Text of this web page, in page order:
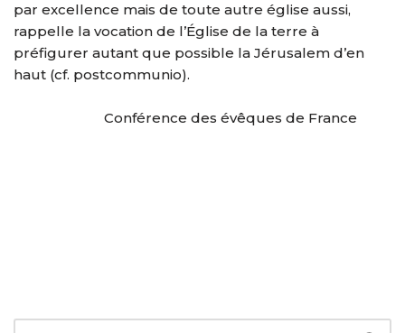
par excellence mais de toute autre église aussi,
rappelle la vocation de l’Église de la terre à
préfigurer autant que possible la Jérusalem d’en
haut (cf. postcommunio).
Conférence des évêques de France